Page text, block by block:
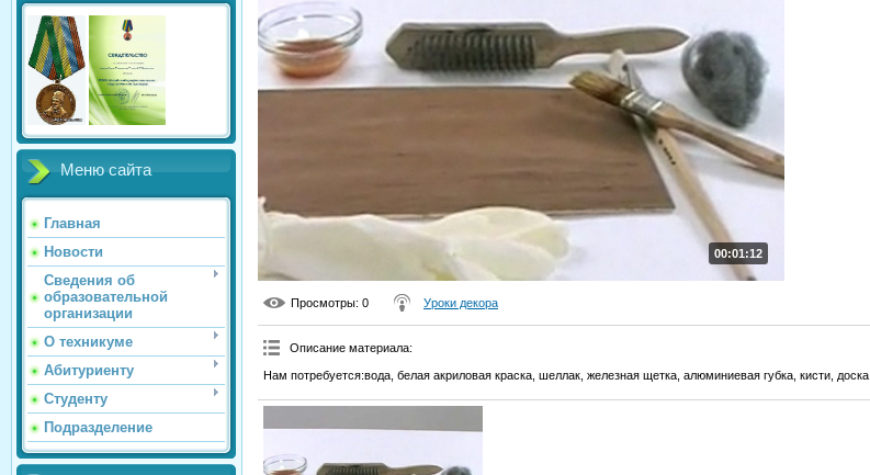
Меню сайта
Главная
Новости
Сведения об
образовательной
организации
О техникуме
Абитуриенту
Студенту
Подразделение
00:01:12
Просмотры: 0 Уроки декора
Описание материала:
Нам потребуется:вода, белая акриловая краска, шеллак, железная щетка, алюминиевая губка, кисти, доска.